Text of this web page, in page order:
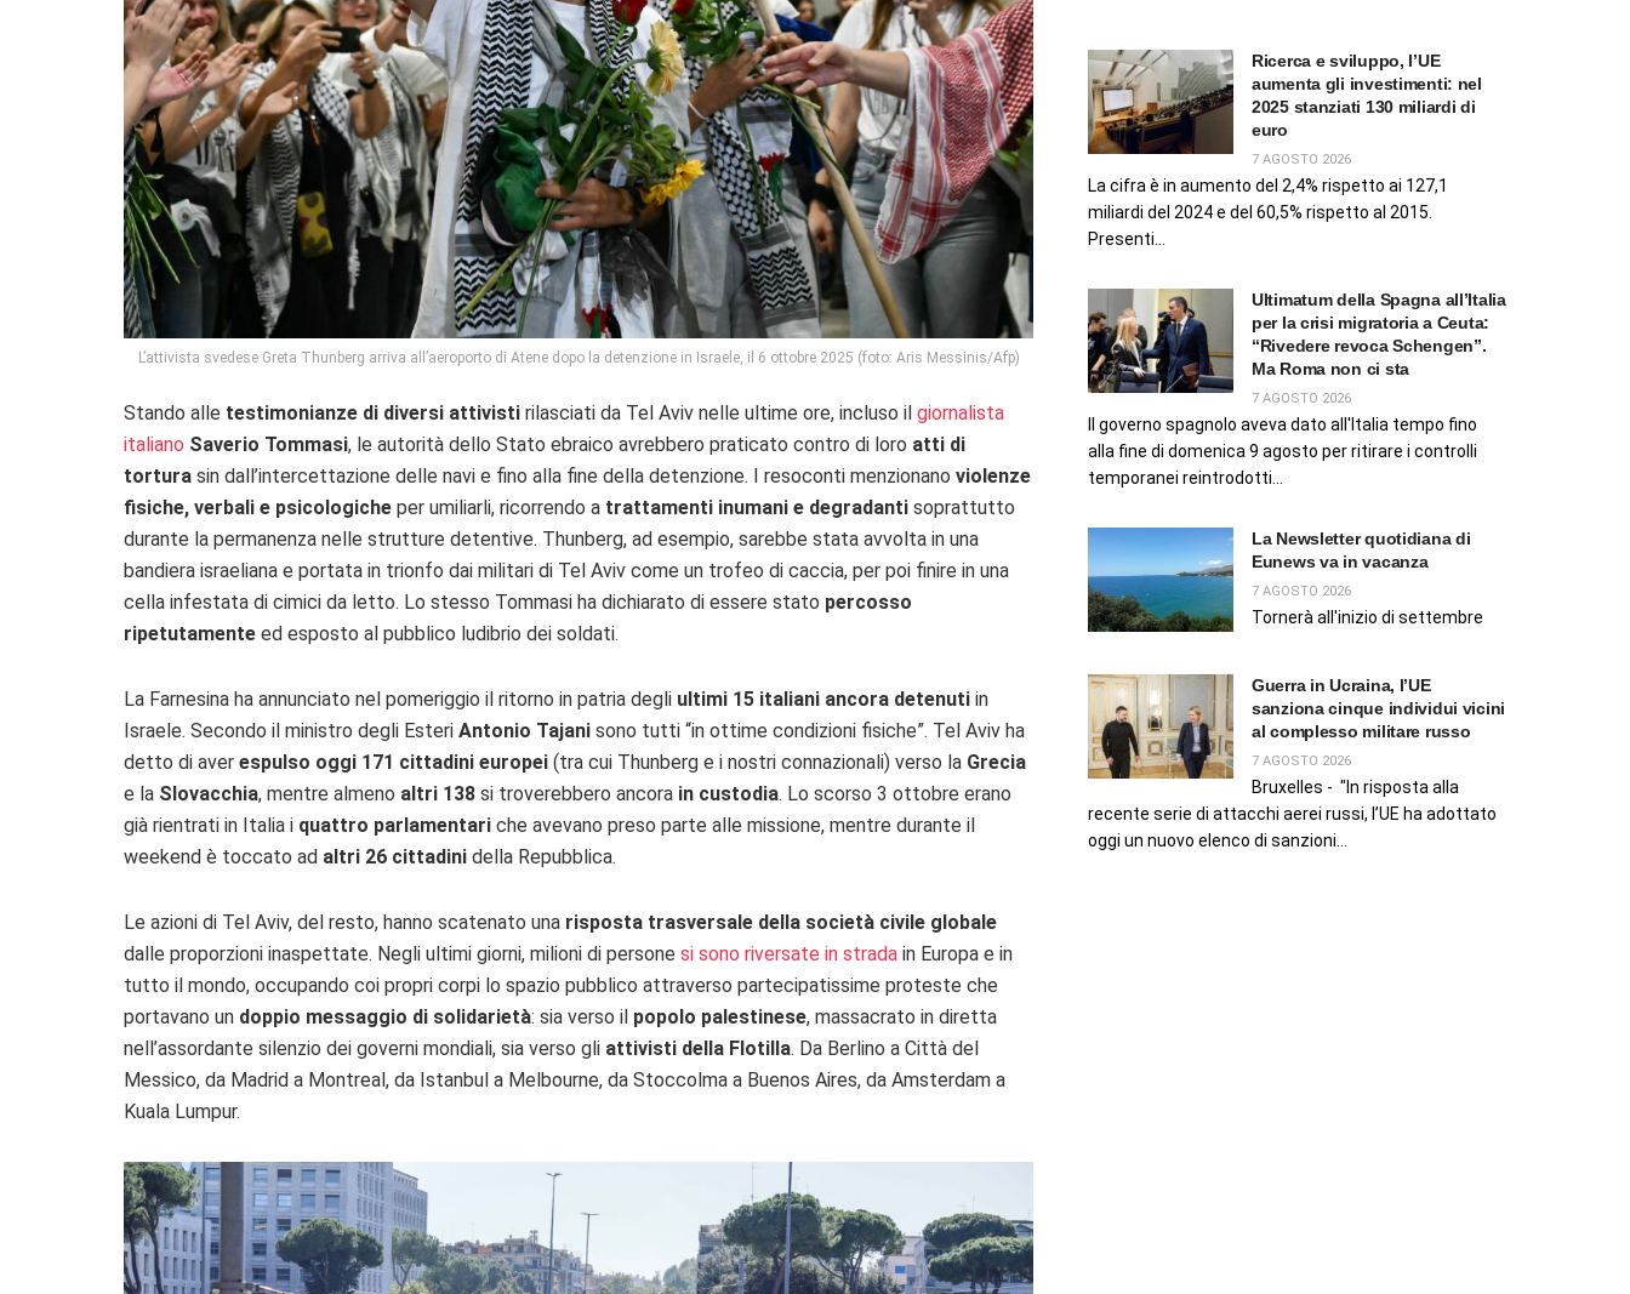
L’attivista svedese Greta Thunberg arriva all’aeroporto di Atene dopo la detenzione in Israele, il 6 ottobre 2025 (foto: Aris Messinis/Afp)
Stando alle testimonianze di diversi attivisti rilasciati da Tel Aviv nelle ultime ore, incluso il giornalista
italiano Saverio Tommasi, le autorità dello Stato ebraico avrebbero praticato contro di loro atti di
tortura sin dall’intercettazione delle navi e fino alla fine della detenzione. I resoconti menzionano violenze
fisiche, verbali e psicologiche per umiliarli, ricorrendo a trattamenti inumani e degradanti soprattutto
durante la permanenza nelle strutture detentive. Thunberg, ad esempio, sarebbe stata avvolta in una
bandiera israeliana e portata in trionfo dai militari di Tel Aviv come un trofeo di caccia, per poi finire in una
cella infestata di cimici da letto. Lo stesso Tommasi ha dichiarato di essere stato percosso
ripetutamente ed esposto al pubblico ludibrio dei soldati.
La Farnesina ha annunciato nel pomeriggio il ritorno in patria degli ultimi 15 italiani ancora detenuti in
Israele. Secondo il ministro degli Esteri Antonio Tajani sono tutti “in ottime condizioni fisiche”. Tel Aviv ha
detto di aver espulso oggi 171 cittadini europei (tra cui Thunberg e i nostri connazionali) verso la Grecia
e la Slovacchia, mentre almeno altri 138 si troverebbero ancora in custodia. Lo scorso 3 ottobre erano
già rientrati in Italia i quattro parlamentari che avevano preso parte alle missione, mentre durante il
weekend è toccato ad altri 26 cittadini della Repubblica.
Le azioni di Tel Aviv, del resto, hanno scatenato una risposta trasversale della società civile globale
dalle proporzioni inaspettate. Negli ultimi giorni, milioni di persone si sono riversate in strada in Europa e in
tutto il mondo, occupando coi propri corpi lo spazio pubblico attraverso partecipatissime proteste che
portavano un doppio messaggio di solidarietà: sia verso il popolo palestinese, massacrato in diretta
nell’assordante silenzio dei governi mondiali, sia verso gli attivisti della Flotilla. Da Berlino a Città del
Messico, da Madrid a Montreal, da Istanbul a Melbourne, da Stoccolma a Buenos Aires, da Amsterdam a
Kuala Lumpur.
Ricerca e sviluppo, l’UE
aumenta gli investimenti: nel
2025 stanziati 130 miliardi di
euro
7 AGOSTO 2026
La cifra è in aumento del 2,4% rispetto ai 127,1
miliardi del 2024 e del 60,5% rispetto al 2015.
Presenti...
Ultimatum della Spagna all’Italia
per la crisi migratoria a Ceuta:
“Rivedere revoca Schengen”.
Ma Roma non ci sta
7 AGOSTO 2026
Il governo spagnolo aveva dato all'Italia tempo fino
alla fine di domenica 9 agosto per ritirare i controlli
temporanei reintrodotti...
La Newsletter quotidiana di
Eunews va in vacanza
7 AGOSTO 2026
Tornerà all'inizio di settembre
Guerra in Ucraina, l’UE
sanziona cinque individui vicini
al complesso militare russo
7 AGOSTO 2026
Bruxelles - "In risposta alla
recente serie di attacchi aerei russi, l’UE ha adottato
oggi un nuovo elenco di sanzioni...